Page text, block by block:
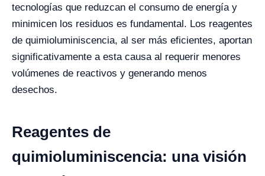
tecnologías que reduzcan el consumo de energía y
minimicen los residuos es fundamental. Los reagentes
de quimioluminiscencia, al ser más eficientes, aportan
significativamente a esta causa al requerir menores
volúmenes de reactivos y generando menos
desechos.
Reagentes de
quimioluminiscencia: una visión